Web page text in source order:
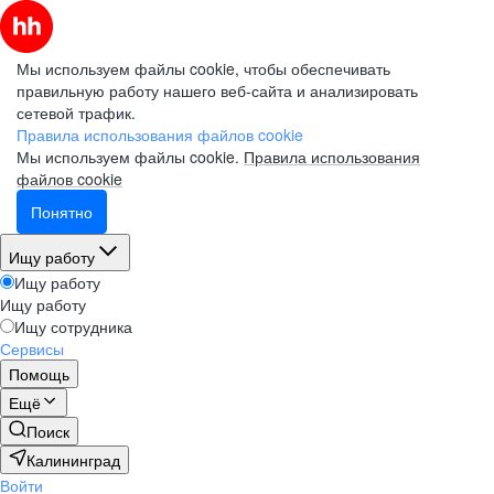
Мы используем файлы cookie, чтобы обеспечивать
правильную работу нашего веб-сайта и анализировать
сетевой трафик.
Правила использования файлов cookie
Мы используем файлы cookie. Правила использования
файлов cookie
Понятно
Ищу работу
Ищу работу
Ищу работу
Ищу сотрудника
Сервисы
Помощь
Ещё
Поиск
Калининград
Войти